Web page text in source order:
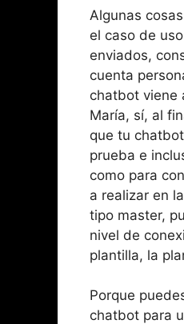
Algunas
el caso de
enviados,
cuenta
chatbot viene
María, sí, al
que tu
prueba e
como para
a realizar en
tipo master,
nivel de
plantilla, la
Porque
chatbot para